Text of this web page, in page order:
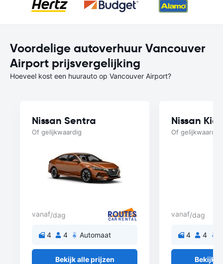
Voordelige autoverhuur Vancouver
Airport prijsvergelijking
Hoeveel kost een huurauto op Vancouver Airport?
Nissan Sentra
Of gelijkwaardig
vanaf/dag
4 4 Automaat
Bekijk alle prijzen
Nissan
Of gelijkwaardig
vanaf/dag
4 4
Bekijk